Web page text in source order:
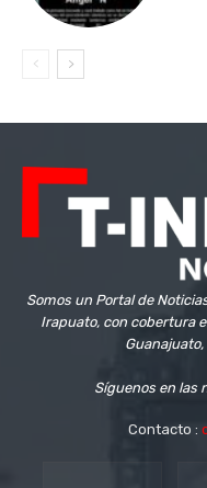
Somos un Portal de
Irapuato, con cobertura
Síguenos en las
Contacto :